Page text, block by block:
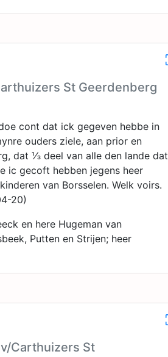
St Geerdenberg
cont dat ick gegeven hebbe in
ouders ziele, aan prior en
dat ⅓ deel van alle den lande dat
ic gecoft hebben jegens heer
van Borsselen. Welk voirs.
20)
en here Hugeman van
Putten en Strijen; heer
Carthuizers St